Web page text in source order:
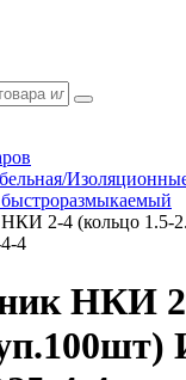
2-4 (кольцо 1.5-
4
НКИ